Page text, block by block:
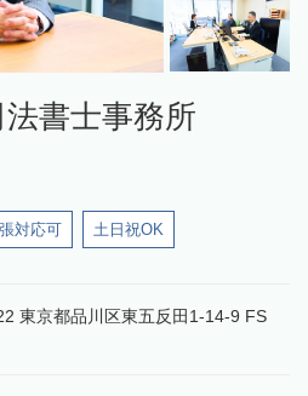
書士事務所
対応可 土日祝OK
東京都品川区東五反田1-14-9 FS